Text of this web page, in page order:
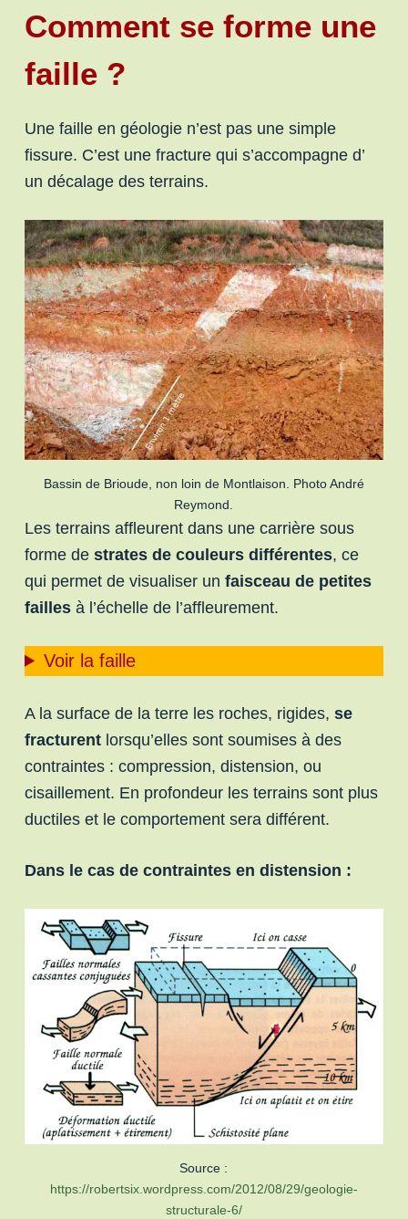
Comment se forme une
faille ?
Une faille en géologie n’est pas une simple
fissure. C’est une fracture qui s’accompagne d’
un décalage des terrains.
Bassin de Brioude, non loin de Montlaison. Photo André
Reymond.
Les terrains affleurent dans une carrière sous
forme de strates de couleurs différentes, ce
qui permet de visualiser un faisceau de petites
faillesà l’échelle de l’affleurement.
Voir la faille
A la surface de la terre les roches, rigides, se
fracturent lorsqu’elles sont soumises à des
contraintes : compression, distension, ou
cisaillement. En profondeur les terrains sont plus
ductiles et le comportement sera différent.
Dans le cas de contraintes en distension :
Source :
https://robertsix.wordpress.com/2012/08/29/geologie-
structurale-6/